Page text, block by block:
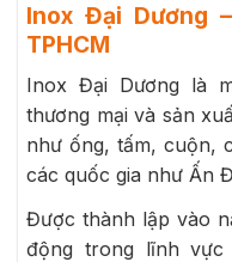
Inox Đại Dương
TPHCM
Inox Đại Dương là
thương mại và sản
như ống, tấm, cuộn,
các quốc gia như Ấn
Được thành lập vào
động trong lĩnh vực